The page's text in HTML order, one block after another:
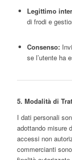
Legittimo
di frodi e
Consenso:
se l’utente ha
5. Modalità di
I dati personali
adottando misure
accessi non
commercianti